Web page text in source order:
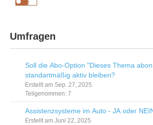
Umfragen
Soll die Abo-Option "Dieses Thema
standartmäßig aktiv bleiben?
Erstellt am Sep. 27, 2025
Teilgenommen: 7
Assistenzsysteme im Auto - JA oder
Erstellt am Juni 22, 2025